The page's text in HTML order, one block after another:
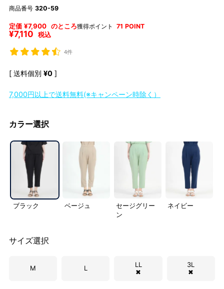
商品番号 320-59
定価 ¥7,900 のところ
¥7,110 税込
獲得ポイント 71 POINT
4件
送料個別 ¥0
7,000円以上で送料無料(※キャンペーン時除く）
カラー選択
ブラック ベージュ
セージグリー
ン
ネイビー
サイズ選択
M L
LL
✖
3L
✖